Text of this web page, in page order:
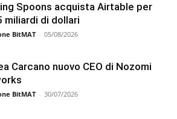
Spoons acquista Airtable per
miliardi di dollari
BitMAT - 05/08/2026
Carcano nuovo CEO di Nozomi
BitMAT - 30/07/2026